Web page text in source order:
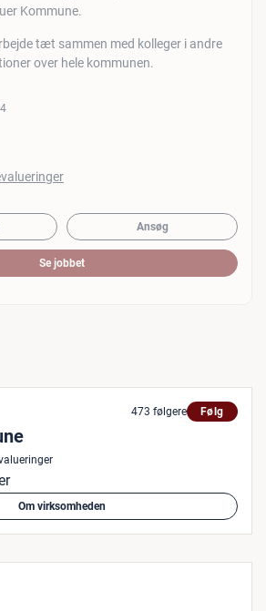
Kommune.
tæt sammen med kolleger i andre
over hele kommunen.
Ansøg
Se jobbet
473 følgere Følg
Om virksomheden